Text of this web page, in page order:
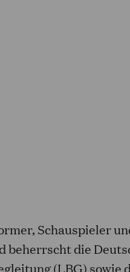
Schauspieler
beherrscht die
(LBG)